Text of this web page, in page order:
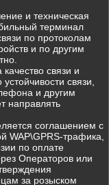
и техническая
терминал
по протоколам
и по другим
связи и
связи,
и другим
направлять
соглашением с
WAP\GPRS-трафика,
по оплате
Операторов или
за розыском